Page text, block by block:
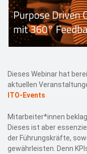
Dieses Webinar hat
aktuellen
ITO-Events
Mitarbeiter*innen
Dieses ist aber
der Führungskräfte,
gewährleisten. Denn